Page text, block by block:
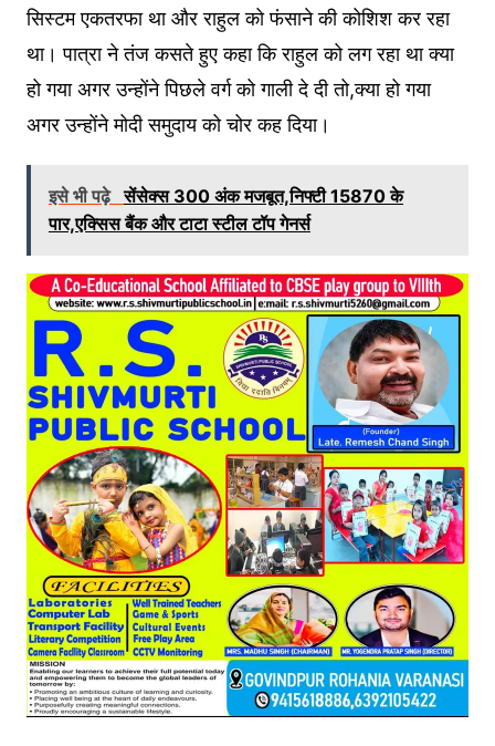
सिस्टम एकतरफा था और राहुल को फंसाने की कोशिश कर रहा
था। पात्रा ने तंज कसते हुए कहा कि राहुल को लग रहा था क्या
हो गया अगर उन्होंने पिछले वर्ग को गाली दे दी तो,क्या हो गया
अगर उन्होंने मोदी समुदाय को चोर कह दिया।
इसे भी पढ़े सेंसेक्स 300 अंक मजबूत,निफ्टी 15870 के
पार,एक्सिस बैंक और टाटा स्टील टॉप गेनर्स